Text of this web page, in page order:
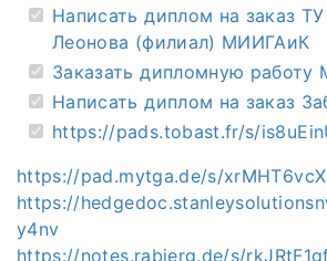
Написать диплом на заказ
Леонова (филиал) МИИГАиК
Заказать дипломную
Написать диплом на заказ
https://pads.tobast.fr/s/
https://pad.mytga.de/s/xrMHT6vcX
https://
y4nv
https://notes.rabjerg.de/s/